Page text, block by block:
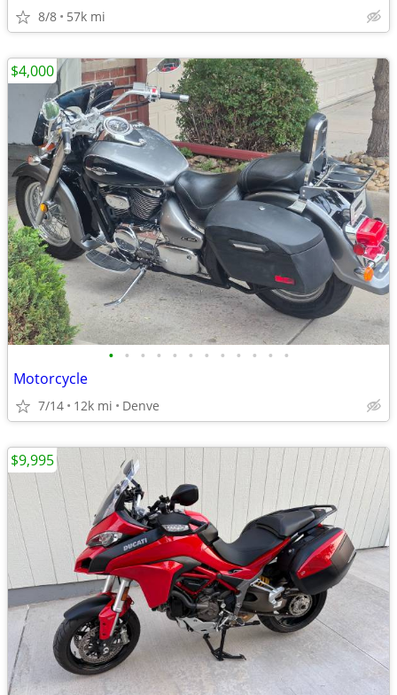
8/8 57k mi
• • • • • • • • • • • •
Motorcycle
7/14 12k mi Denve
$4,000
$9,995